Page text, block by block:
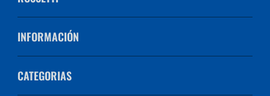
INFORMACIÓN
CATEGORIAS